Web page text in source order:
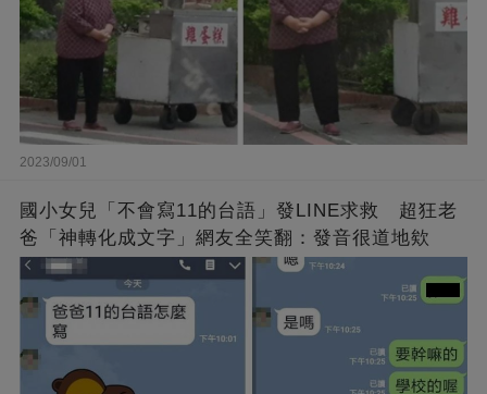
2023/09/01
國小女兒「不會寫11的台語」發LINE求救 超狂老
爸「神轉化成文字」網友全笑翻：發音很道地欸